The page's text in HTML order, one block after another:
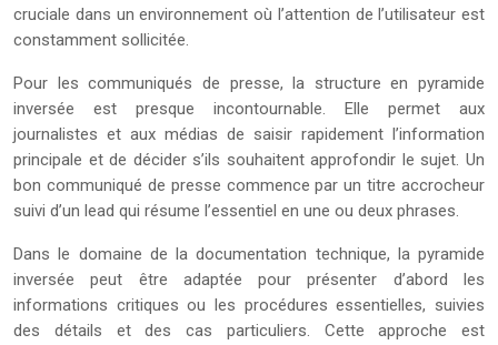
cruciale dans un environnement où l’attention de l’utilisateur est
constamment sollicitée.
Pour les communiqués de presse, la structure en pyramide
inversée est presque incontournable. Elle permet aux
journalistes et aux médias de saisir rapidement l’information
principale et de décider s’ils souhaitent approfondir le sujet. Un
bon communiqué de presse commence par un titre accrocheur
suivi d’un lead qui résume l’essentiel en une ou deux phrases.
Dans le domaine de la documentation technique, la pyramide
inversée peut être adaptée pour présenter d’abord les
informations critiques ou les procédures essentielles, suivies
des détails et des cas particuliers. Cette approche est